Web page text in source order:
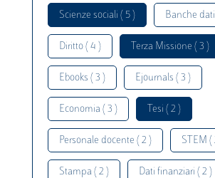
Scienze sociali ( 5 ) Banche
Diritto ( 4 ) Terza Missione ( 3 )
Ebooks ( 3 ) Ejournals ( 3 )
Economia ( 3 ) Tesi ( 2 )
Personale docente ( 2 ) STEM (
Stampa ( 2 ) Dati finanziari ( 2 )